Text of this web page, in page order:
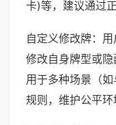
卡)等，建议通过
自定义修改牌：用
修改自身牌型或
用于多种场景（
规则，维护公平环